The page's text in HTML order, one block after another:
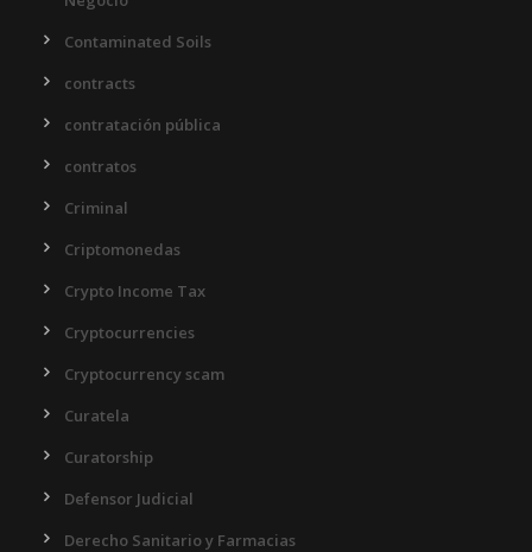
Contaminated Soils
contracts
contratación pública
contratos
Criminal
Criptomonedas
Crypto Income Tax
Cryptocurrencies
Cryptocurrency scam
Curatela
Curatorship
Defensor Judicial
Derecho Sanitario y Farmacias